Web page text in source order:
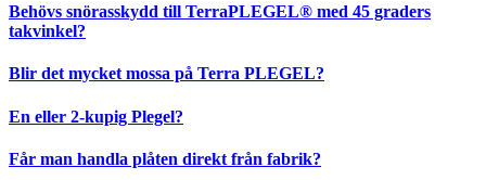
Behövs snörasskydd till TerraPLEGEL® med 45 graders
takvinkel?
Blir det mycket mossa på Terra PLEGEL?
En eller 2-kupig Plegel?
Får man handla plåten direkt från fabrik?